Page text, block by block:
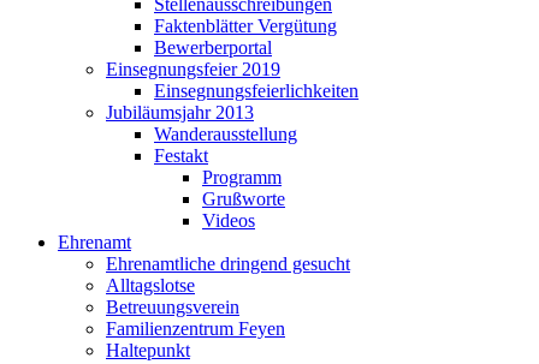
Stellenausschreibungen
Faktenblätter Vergütung
Bewerberportal
Einsegnungsfeier 2019
Einsegnungsfeierlichkeiten
Jubiläumsjahr 2013
Wanderausstellung
Festakt
Programm
Grußworte
Videos
Ehrenamt
Ehrenamtliche dringend gesucht
Alltagslotse
Betreuungsverein
Familienzentrum Feyen
Haltepunkt